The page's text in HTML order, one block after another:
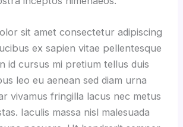
sit amet consectetur adipiscing
ex sapien vitae pellentesque
id cursus mi pretium tellus duis
leo eu aenean sed diam urna
vivamus fringilla lacus nec metus
Iaculis massa nisl malesuada